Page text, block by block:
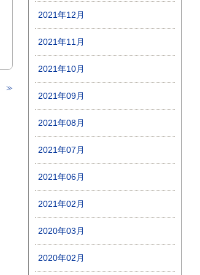
2021年12月
2021年11月
2021年10月
2021年09月
2021年08月
2021年07月
2021年06月
2021年02月
2020年03月
2020年02月